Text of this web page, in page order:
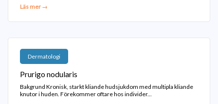
Läs mer →
Dermatologi
Prurigo nodularis
Bakgrund Kronisk, starkt kliande hudsjukdom med multipla kliande
knutor i huden. Förekommer oftare hos individer...